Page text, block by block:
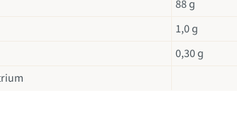
88 g
1,0 g
0,30 g